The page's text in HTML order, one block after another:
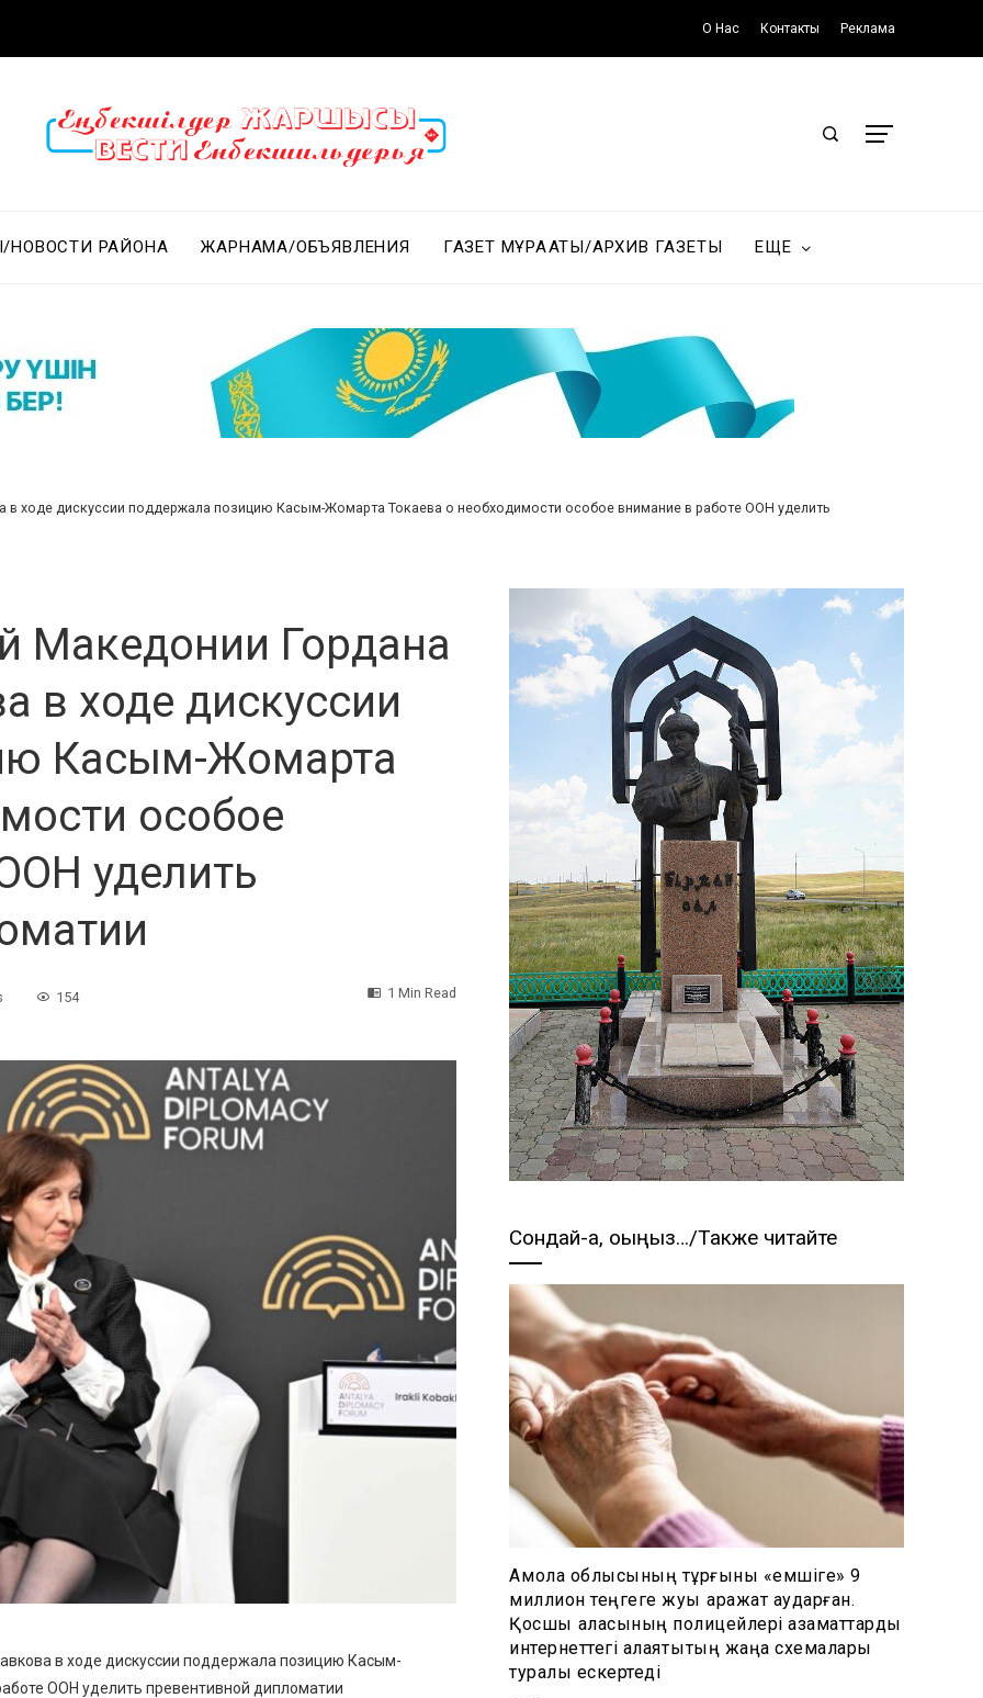
О Нас Контакты Реклама
РАЙОНА ЖАРНАМА/ОБЪЯВЛЕНИЯ ГАЗЕТ МҰРАҒАТЫ/АРХИВ ГАЗЕТЫ ЕЩЕ
ходе дискуссии поддержала позицию Касым-Жомарта Токаева о необходимости особое внимание в работе ООН уделить
Македонии Гордана
в ходе дискуссии
Касым-Жомарта
особое
уделить
154 1 Min Read
в ходе дискуссии поддержала позицию Касым-
ООН уделить превентивной дипломатии
Сондай-ақ, оқыңыз…/Также читайте
Ақмола облысының тұрғыны «емшіге» 9
миллион теңгеге жуық қаражат аударған.
Қосшы қаласының полицейлері азаматтарды
интернеттегі алаяқтықтың жаңа схемалары
туралы ескертеді